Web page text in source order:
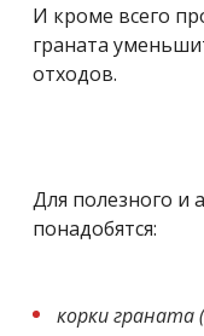
И кроме всего
граната
отходов.
Для полезного и
понадобятся:
корки граната